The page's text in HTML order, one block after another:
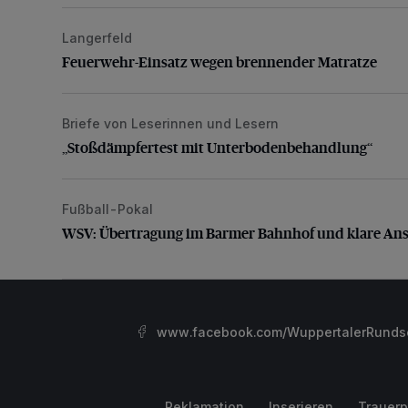
Feuerwehr-Einsatz wegen brennender Matratze
Langerfeld
Feuerwehr-Einsatz wegen brennender Matratze
„Stoßdämpfertest mit Unterbodenbehandlung“
Briefe von Leserinnen und Lesern
„Stoßdämpfertest mit Unterbodenbehandlung“
WSV: Übertragung im Barmer Bahnhof und klare
Fußball-Pokal
WSV: Übertragung im Barmer Bahnhof und klare
www.facebook.com/